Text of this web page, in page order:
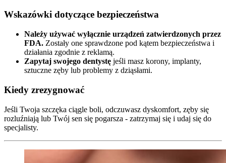
Wskazówki dotyczące bezpieczeństwa
Należy używać wyłącznie urządzeń zatwierdzonych przez
FDA. Zostały one sprawdzone pod kątem bezpieczeństwa i
działania zgodnie z reklamą.
Zapytaj swojego dentystę jeśli masz korony, implanty,
sztuczne zęby lub problemy z dziąsłami.
Kiedy zrezygnować
Jeśli Twoja szczęka ciągle boli, odczuwasz dyskomfort, zęby się
rozluźniają lub Twój sen się pogarsza - zatrzymaj się i udaj się do
specjalisty.